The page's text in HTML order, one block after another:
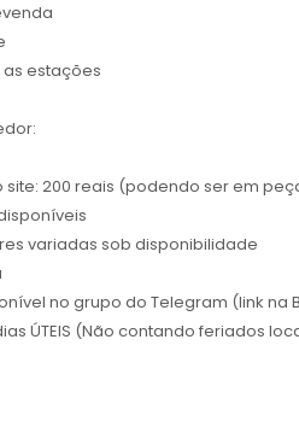
estações
site: 200 reais (podendo ser em
variadas sob disponibilidade
no grupo do Telegram (link na
ÚTEIS (Não contando feriados